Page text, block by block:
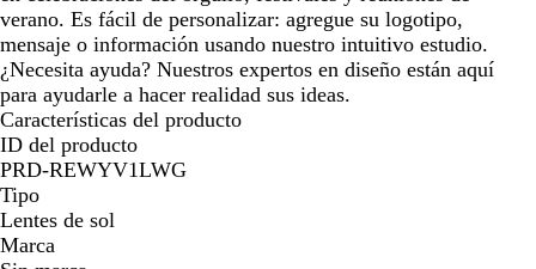
verano. Es fácil de personalizar: agregue su logotipo,
mensaje o información usando nuestro intuitivo estudio.
¿Necesita ayuda? Nuestros expertos en diseño están aquí
para ayudarle a hacer realidad sus ideas.
Características del producto
ID del producto
PRD-REWYV1LWG
Tipo
Lentes de sol
Marca